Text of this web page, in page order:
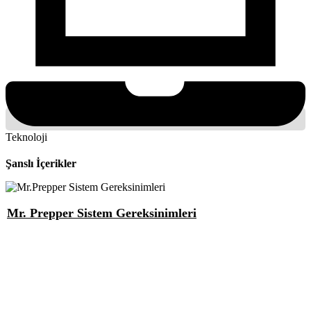
Teknoloji
Şanslı İçerikler
Mr. Prepper Sistem Gereksinimleri